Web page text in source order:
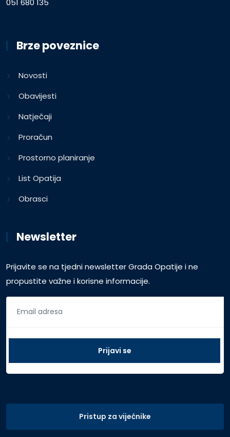
051 680 135
Brze poveznice
Novosti
Obavijesti
Natječaji
Proračun
Prostorno planiranje
List Opatija
Obrasci
Newsletter
Prijavite se na tjedni newsletter Grada Opatije i ne
propustite važne i korisne informacije.
Pristup za vijećnike